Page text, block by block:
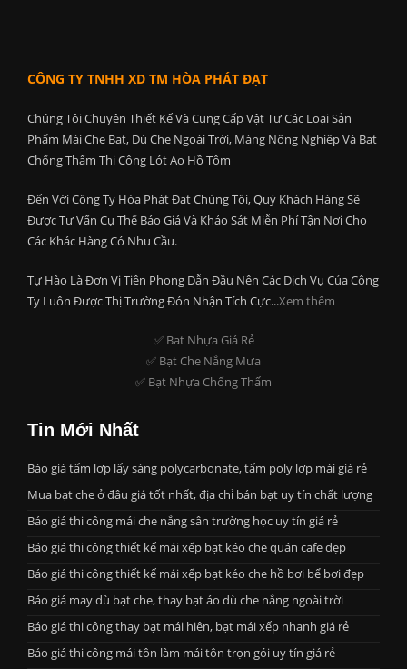
CÔNG TY TNHH XD TM HÒA PHÁT ĐẠT
Chúng Tôi Chuyên Thiết Kế Và Cung Cấp Vật Tư Các Loại Sản
Phẩm Mái Che Bạt, Dù Che Ngoài Trời, Màng Nông Nghiệp Và Bạt
Chống Thấm Thi Công Lót Ao Hồ Tôm
Đến Với Công Ty Hòa Phát Đạt Chúng Tôi, Quý Khách Hàng Sẽ
Được Tư Vấn Cụ Thể Báo Giá Và Khảo Sát Miễn Phí Tận Nơi Cho
Các Khác Hàng Có Nhu Cầu.
Tự Hào Là Đơn Vị Tiên Phong Dẫn Đầu Nên Các Dịch Vụ Của Công
Ty Luôn Được Thị Trường Đón Nhận Tích Cực...Xem thêm
✅ Bat Nhựa Giá Rẻ
✅ Bạt Che Nắng Mưa
✅ Bạt Nhựa Chống Thấm
Tin Mới Nhất
Báo giá tấm lợp lấy sáng polycarbonate, tấm poly lợp mái giá rẻ
Mua bạt che ở đâu giá tốt nhất, địa chỉ bán bạt uy tín chất lượng
Báo giá thi công mái che nắng sân trường học uy tín giá rẻ
Báo giá thi công thiết kế mái xếp bạt kéo che quán cafe đẹp
Báo giá thi công thiết kế mái xếp bạt kéo che hồ bơi bể bơi đẹp
Báo giá may dù bạt che, thay bạt áo dù che nắng ngoài trời
Báo giá thi công thay bạt mái hiên, bạt mái xếp nhanh giá rẻ
Báo giá thi công mái tôn làm mái tôn trọn gói uy tín giá rẻ